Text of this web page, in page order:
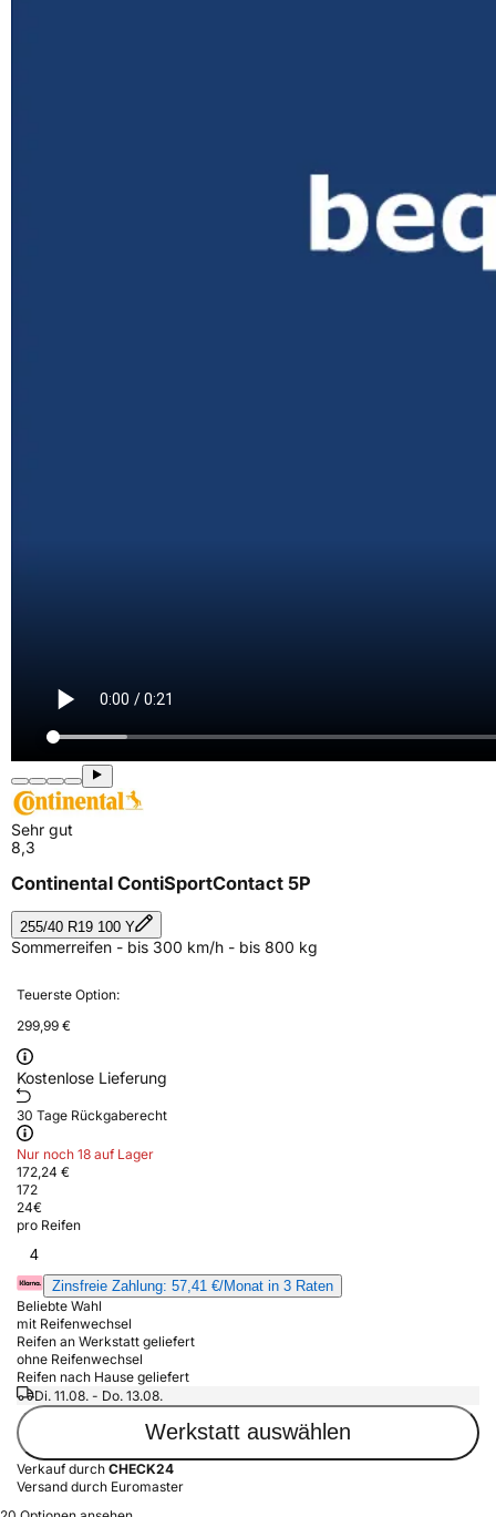
Sehr gut
8,3
Continental ContiSportContact 5P
255/40 R19 100 Y
Sommerreifen - bis 300 km/h - bis 800 kg
Teuerste Option:
299,99 €
Kostenlose Lieferung
30 Tage Rückgaberecht
Nur noch 18 auf Lager
172,24 €
172
24€
pro Reifen
4
Zinsfreie Zahlung: 57,41 €/Monat in 3 Raten
Beliebte Wahl
mit Reifenwechsel
Reifen an Werkstatt geliefert
ohne Reifenwechsel
Reifen nach Hause geliefert
Di. 11.08. - Do. 13.08.
Werkstatt auswählen
Verkauf durch CHECK24
Versand durch Euromaster